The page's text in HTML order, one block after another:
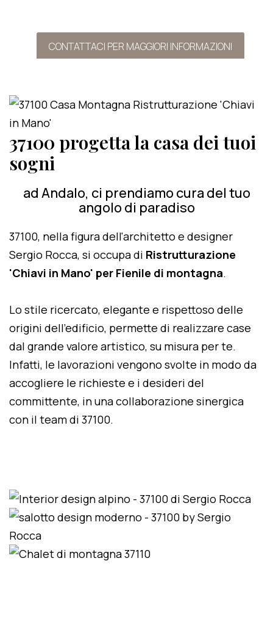
CONTATTACI PER MAGGIORI INFORMAZIONI
37100 progetta la casa dei tuoi
sogni
ad Andalo, ci prendiamo cura del tuo
angolo di paradiso
37100, nella figura dell'architetto e designer
Sergio Rocca, si occupa di Ristrutturazione
'Chiavi in Mano' per Fienile di montagna.
Lo stile ricercato, elegante e rispettoso delle
origini dell'edificio, permette di realizzare case
dal grande valore artistico, su misura per te.
Infatti, le lavorazioni vengono svolte in modo da
accogliere le richieste e i desideri del
committente, in una collaborazione sinergica
con il team di 37100.